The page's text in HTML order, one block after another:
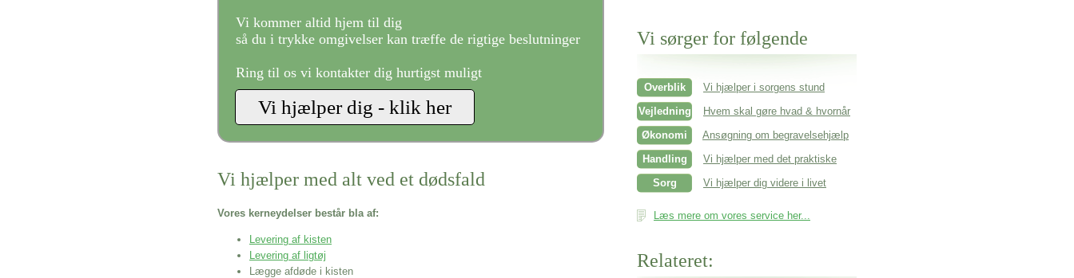
Vi kommer altid hjem til dig
så du i trykke omgivelser kan træffe de rigtige beslutninger
Ring til os vi kontakter dig hurtigst muligt
Vi hjælper med alt ved et dødsfald
Vores kerneydelser består bla af:
Levering af kisten
Levering af ligtøj
Lægge afdøde i kisten
Vi sørger for følgende
Overblik
Vi hjælper i sorgens stund
Vejledning
Hvem skal gøre hvad & hvornår
Økonomi
Ansøgning om begravelsehjælp
Handling
Vi hjælper med det praktiske
Sorg
Vi hjælper dig videre i livet
Læs mere om vores service her...
Relateret: